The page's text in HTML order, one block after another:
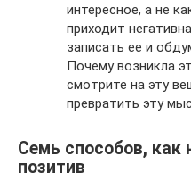
интересное, а не
приходит
записать ее и
Почему возникла
смотрите на эту
превратить эту
Семь способов, как
позитив